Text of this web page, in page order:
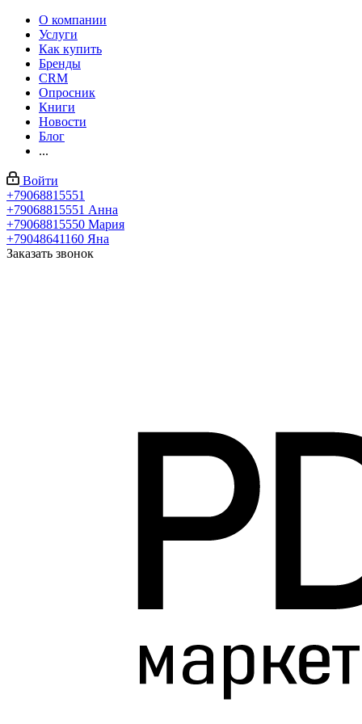
О компании
Услуги
Как купить
Бренды
CRM
Опросник
Книги
Новости
Блог
...
Войти
+79068815551
+79068815551 Анна
+79068815550 Мария
+79048641160 Яна
Заказать звонок